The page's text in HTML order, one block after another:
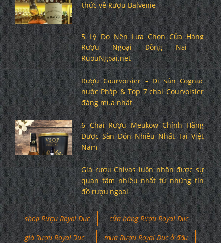
thức về Rượu Balvenie
5 Lý Do Nên Lựa Chọn Cửa Hàng
Rượu Ngoại Đồng Nai –
RuouNgoai.net
Rượu Courvoisier – Di sản Cognac
nước Pháp & Top 7 chai Courvoisier
đáng mua nhất
6 Chai Rượu Meukow Chính Hãng
Được Săn Đón Nhiều Nhất Tại Việt
Nam
Giá rượu Chivas luôn nhận được sự
quan tâm nhiều nhất từ những tín
đồ rượu ngoại
shop Rượu Royal Duc
cửa hàng Rượu Royal Duc
giá Rượu Royal Duc
mua Rượu Royal Duc ở đâu